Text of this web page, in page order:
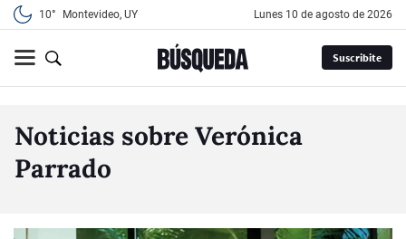
10° Montevideo, UY lunes 10 de agosto de 2026
Suscribite
Noticias sobre Verónica
Parrado